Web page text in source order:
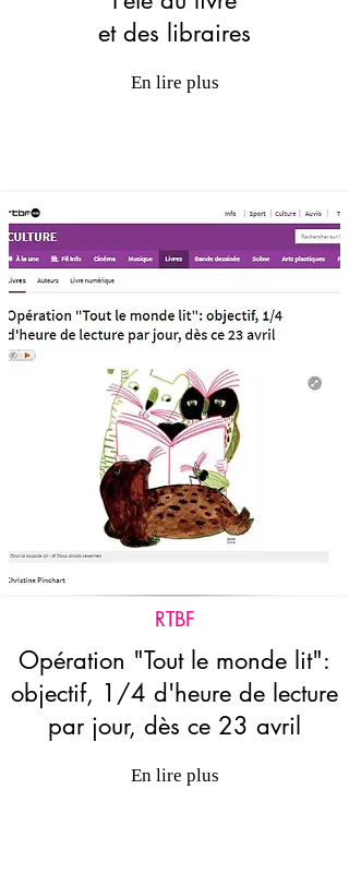
et des libraires
En lire plus
RTBF
Opération "Tout le monde lit":
objectif, 1/4 d'heure de lecture
par jour, dès ce 23 avril
En lire plus